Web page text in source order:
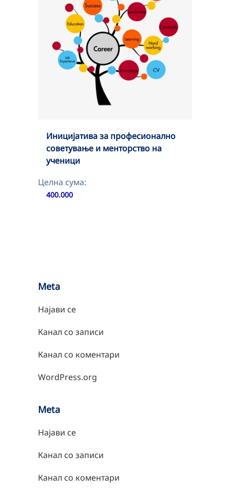
Иницијатива за професионално
советување и менторство на
ученици
Целна сума:
400.000
Meta
Најави се
Канал со записи
Канал со коментари
WordPress.org
Meta
Најави се
Канал со записи
Канал со коментари